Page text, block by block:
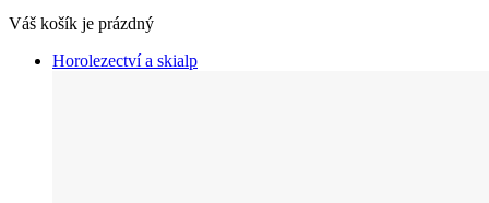
Váš košík je prázdný
Horolezectví a skialp